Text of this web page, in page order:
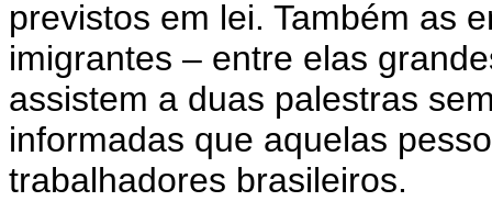
previstos em lei. Também as
imigrantes – entre elas
assistem a duas palestras
informadas que aquelas
trabalhadores brasileiros.